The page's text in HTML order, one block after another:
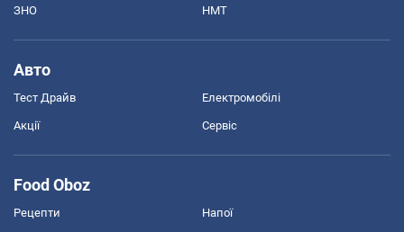
ЗНО НМТ
Авто
Тест Драйв Електромобілі
Акції Сервіс
Food Oboz
Рецепти Напої